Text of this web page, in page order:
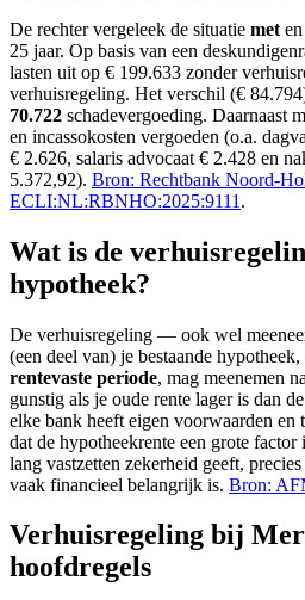
De rechter vergeleek de situatie met en
25 jaar. Op basis van een
lasten uit op € 199.633 zonder
verhuisregeling. Het verschil (€
70.722 schadevergoeding. Daarnaast
en incassokosten vergoeden (o.a.
€ 2.626, salaris advocaat € 2.428 en
5.372,92). Bron: Rechtbank Noord-
ECLI:NL:RBNHO:2025:9111 .
Wat is de
hypotheek?
De verhuisregeling — ook wel
(een deel van) je bestaande
rentevaste periode, mag meenemen
gunstig als je oude rente lager is dan
elke bank heeft eigen voorwaarden
dat de hypotheekrente een grote factor
lang vastzetten zekerheid geeft,
vaak financieel belangrijk is. Bron:
Verhuisregeling bij
hoofdregels